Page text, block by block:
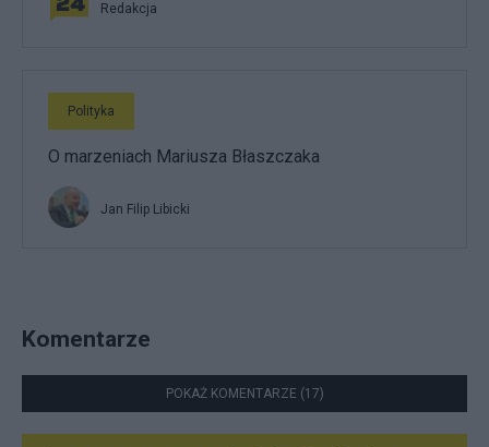
Redakcja
Polityka
O marzeniach Mariusza Błaszczaka
Jan Filip Libicki
Komentarze
POKAŻ KOMENTARZE (17)